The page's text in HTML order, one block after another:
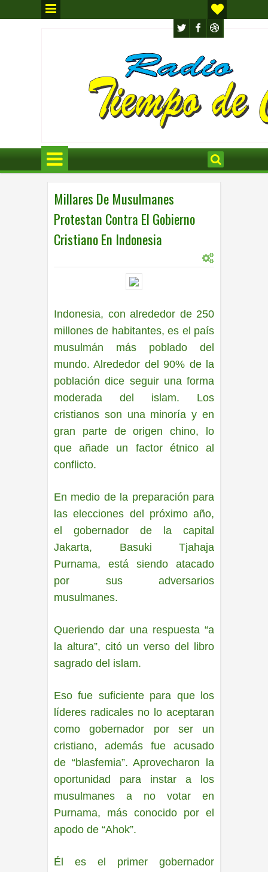
Millares De Musulmanes
Protestan Contra El Gobierno
Cristiano En Indonesia
Indonesia, con alrededor de 250
millones de habitantes, es el país
musulmán más poblado del
mundo. Alrededor del 90% de la
población dice seguir una forma
moderada del islam. Los
cristianos son una minoría y en
gran parte de origen chino, lo
que añade un factor étnico al
conflicto.
En medio de la preparación para
las elecciones del próximo año,
el gobernador de la capital
Jakarta, Basuki Tjahaja
Purnama, está siendo atacado
por sus adversarios
musulmanes.
Queriendo dar una respuesta “a
la altura”, citó un verso del libro
sagrado del islam.
Eso fue suficiente para que los
líderes radicales no lo aceptaran
como gobernador por ser un
cristiano, además fue acusado
de “blasfemia”. Aprovecharon la
oportunidad para instar a los
musulmanes a no votar en
Purnama, más conocido por el
apodo de “Ahok”.
Él es el primer gobernador